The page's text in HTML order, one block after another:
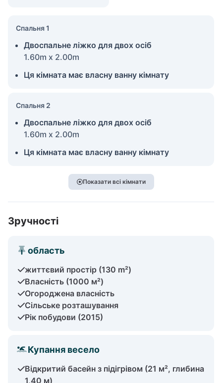
Спальня 1
Двоспальне ліжко для двох осіб
1.60m x 2.00m
Ця кімната має власну ванну кімнату
Спальня 2
Двоспальне ліжко для двох осіб
1.60m x 2.00m
Ця кімната має власну ванну кімнату
Показати всі кімнати
Зручності
область
життєвий простір (130 m²)
Власність (1000 м²)
Огороджена власність
Сільське розташування
Рік побудови (2015)
Купання весело
Відкритий басейн з підігрівом (21 м², глибина
1,40 м)